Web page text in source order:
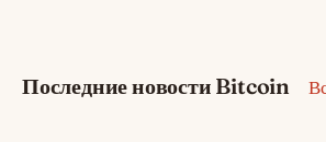
Последние новости Bitcoin